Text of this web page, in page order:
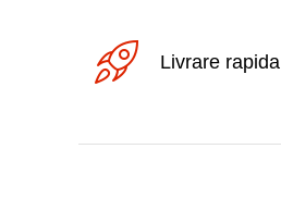
Livrare rapida